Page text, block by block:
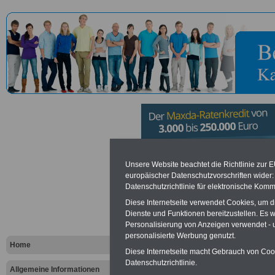
Home
Allgemeine Informationen
Bogen in
Vorteile für den öffentlichen
Vergleichen und sparen
Unsere Website beachtet die Richtlinie zur
europäischer Datenschutzvorschriften
Datenschutzrichtlinie für elektronische
Diese Internetseite verwendet Cookies, um
Dienste und Funktionen bereitzustellen. Es
Personalisierung von Anzeigen verwendet
personalisierte Werbung genutzt.
Diese Internetseite macht Gebrauch von
Datenschutzrichtlinie.